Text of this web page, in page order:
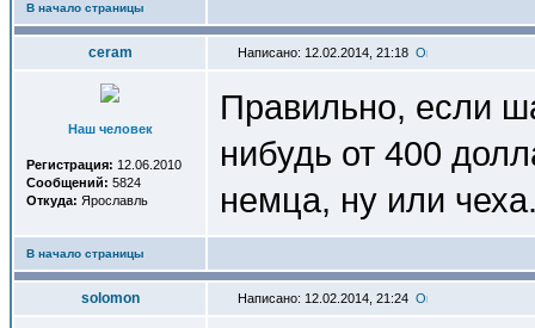
В начало страницы
ceram Написано: 12.02.2014, 21:18
Наш человек
Регистрация: 12.06.2010
Сообщений: 5824
Откуда: Ярославль
Правильно, если
нибудь от 400
немца, ну или
В начало страницы
solomon Написано: 12.02.2014, 21:24